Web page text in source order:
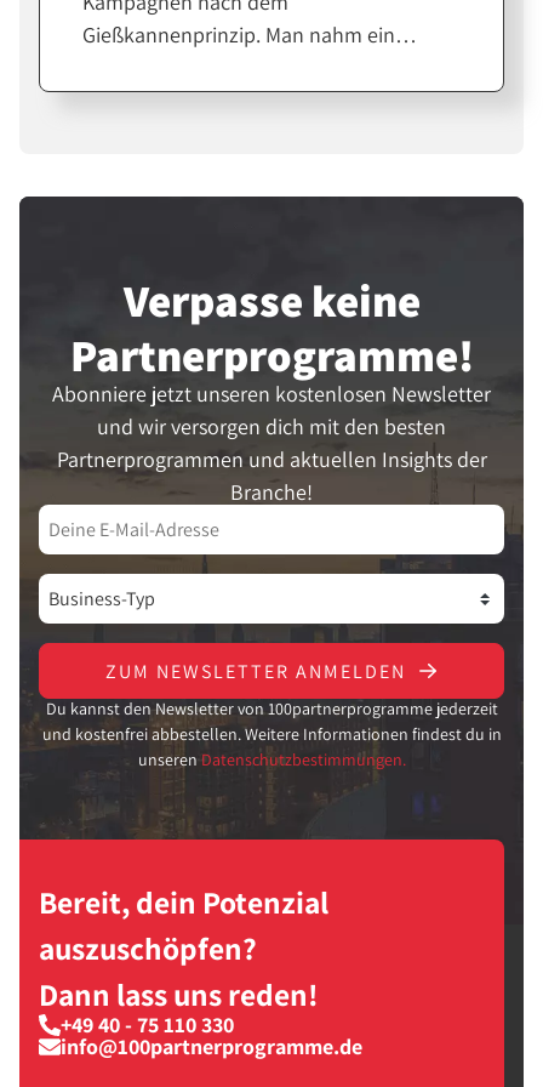
und veröffentlicht dafür eine eigene
Gießkannenprinzip. Man nahm ein
einfach gesagt in Zeitungsanzeigen,
Steigerungen bei Verkäufen oder
berechnen.
Verpasse keine
Partner­programme!
Abonniere jetzt unseren kostenlosen Newsletter
und wir versorgen dich mit den besten
Partnerprogrammen und aktuellen Insights der
Branche!
ZUM NEWSLETTER ANMELDEN
Du kannst den Newsletter von 100partnerprogramme jederzeit
und kostenfrei abbestellen. Weitere Informationen findest du in
unseren Datenschutzbestimmungen.
Bereit, dein Potenzial
auszuschöpfen?
Dann lass uns reden!
+49 40 - 75 110 330
info@100partnerprogramme.de